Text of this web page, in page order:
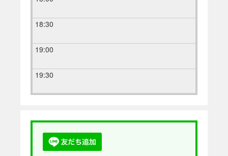
18:30
19:00
19:30